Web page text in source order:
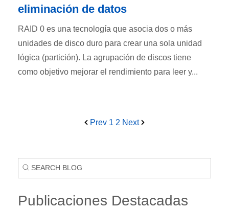
eliminación de datos
RAID 0 es una tecnología que asocia dos o más
unidades de disco duro para crear una sola unidad
lógica (partición). La agrupación de discos tiene
como objetivo mejorar el rendimiento para leer y...
Prev 1 2 Next
Publicaciones Destacadas